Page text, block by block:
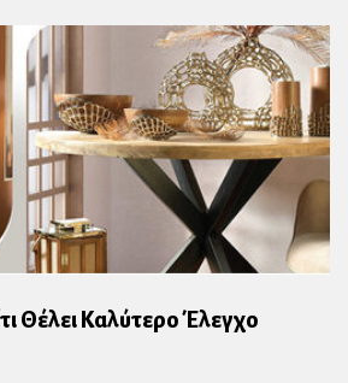
Θέλει Καλύτερο Έλεγχο